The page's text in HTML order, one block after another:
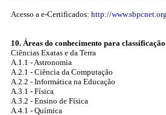
Acesso a e-Certificados: http://
10. Áreas do conhecimento para
Ciências Exatas e da Terra
A.1.1 - Astronomia
A.2.1 - Ciência da Computação
A.2.2 - Informática na Educação
A.3.1 - Física
A.3.2 - Ensino de Física
A.4.1 - Química